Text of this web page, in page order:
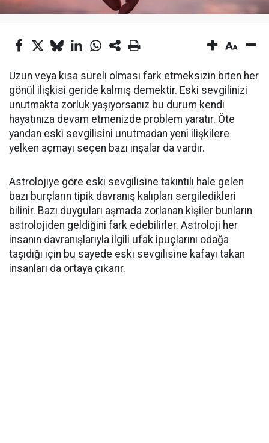
Uzun veya kısa süreli olması fark etmeksizin biten her
gönül ilişkisi geride kalmış demektir. Eski sevgilinizi
unutmakta zorluk yaşıyorsanız bu durum kendi
hayatınıza devam etmenizde problem yaratır. Öte
yandan eski sevgilisini unutmadan yeni ilişkilere
yelken açmayı seçen bazı inşalar da vardır.
Astrolojiye göre eski sevgilisine takıntılı hale gelen
bazı burçların tipik davranış kalıpları sergiledikleri
bilinir. Bazı duyguları aşmada zorlanan kişiler bunların
astrolojiden geldiğini fark edebilirler. Astroloji her
insanın davranışlarıyla ilgili ufak ipuçlarını odağa
taşıdığı için bu sayede eski sevgilisine kafayı takan
insanları da ortaya çıkarır.